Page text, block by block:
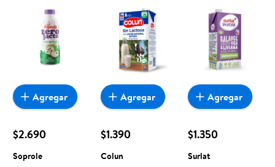
$2.690
Soprole
Agregar
$1.390
Colun
Agregar
$1.350
Surlat
Agregar